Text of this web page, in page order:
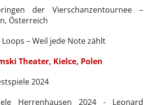
der Vierschanzentournee –
Österreich
– Weil jede Note zählt
Theater, Kielce, Polen
2024
Herrenhausen 2024 - Leonard